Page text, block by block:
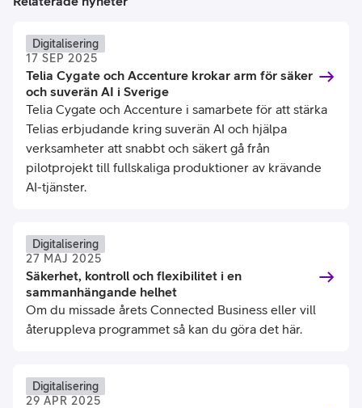
Digitalisering
17 SEP 2025
Telia Cygate och Accenture krokar arm för säker
och suverän AI i Sverige
Telia Cygate och Accenture i samarbete för att stärka
Telias erbjudande kring suverän AI och hjälpa
verksamheter att snabbt och säkert gå från
pilotprojekt till fullskaliga produktioner av krävande
AI-tjänster.
Digitalisering
27 MAJ 2025
Säkerhet, kontroll och flexibilitet i en
sammanhängande helhet
Om du missade årets Connected Business eller vill
återuppleva programmet så kan du göra det här.
Digitalisering
29 APR 2025